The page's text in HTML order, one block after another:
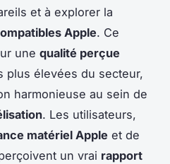
et à explorer la
Apple. Ce
une qualité perçue
plus élevées du secteur,
harmonieuse au sein de
. Les utilisateurs,
matériel Apple et de
un vrai rapport